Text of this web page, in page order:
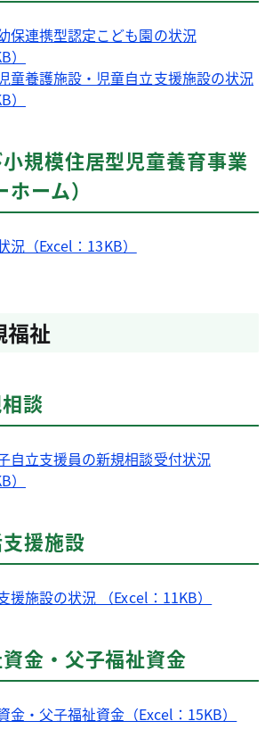
保連携型認定こども園の状況
）
童養護施設・児童自立支援施設の状況
）
規模住居型児童養育事業
ホーム）
（Excel：13KB）
福祉
談
自立支援員の新規相談受付状況
）
援施設
援施設の状況 （Excel：11KB）
金・父子福祉資金
金・父子福祉資金（Excel：15KB）